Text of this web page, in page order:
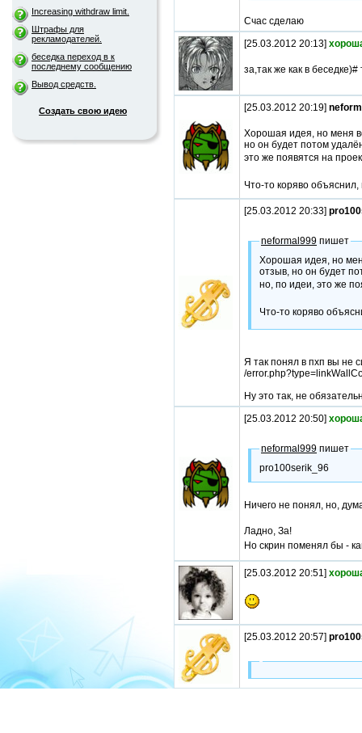
Increasing withdraw limit.
Штрафы для
рекламодателей.
беседка переход в к
последнему сообщению
Вывод средств.
Создать свою идею
Счас сделаю
[25.03.2012 20:13]
за,так же как в беседке)#
[25.03.2012 20:19]
Хорошая идея, но меня
но он будет потом
это же появятся на
Что-то коряво
[25.03.2012 20:33]
neformal999 пишет
Хорошая идея, но
отзыв, но он будет
но, по идеи, это же
Что-то коряво
Я так понял в пхп вы не
/
Ну это так, не
[25.03.2012 20:50]
neformal999 пишет
pro100serik_96
Ничего не понял, но,
Ладно, За!
Но скрин поменял бы -
[25.03.2012 20:51]
[25.03.2012 20:57]